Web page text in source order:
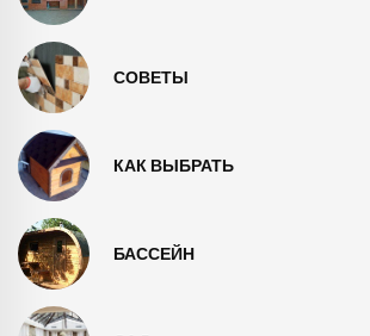
СОВЕТЫ
КАК ВЫБРАТЬ
БАССЕЙН